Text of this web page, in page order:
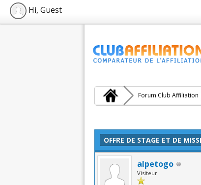
Hi, Guest
Forum Club Affiliation
OFFRE DE STAGE ET DE
alpetogo
Visiteur